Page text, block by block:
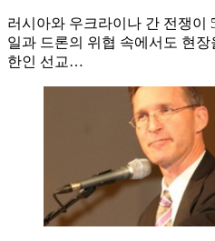
러시아와 우크라이나 간 전쟁이
일과 드론의 위협 속에서도 현
한인 선교…